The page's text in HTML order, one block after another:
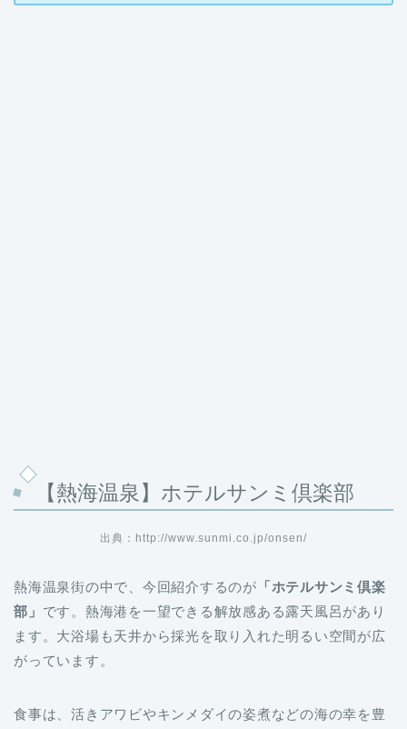
【熱海温泉】ホテルサンミ倶楽部
出典：http://www.sunmi.co.jp/onsen/
熱海温泉街の中で、今回紹介するのが 「ホテルサンミ倶楽
部」 です。熱海港を一望できる解放感ある露天風呂があり
ます。大浴場も天井から採光を取り入れた明るい空間が広
がっています。
食事は、活きアワビやキンメダイの姿煮などの海の幸を豊